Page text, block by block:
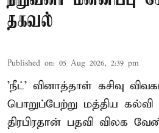
தகவல்
Published on: 05 Aug 2026, 2:39 pm
'நீட்' வினாத்தாள் கசிவு
பொறுப்பேற்று மத்திய கல்வி
திரபிரதான் பதவி விலக